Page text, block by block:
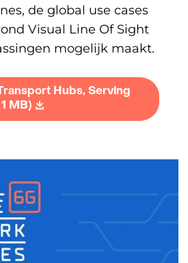
de global use cases
Visual Line Of Sight
mogelijk maakt.
Hubs, Serving
MB)